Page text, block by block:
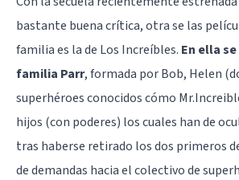
bastante buena crítica, otra se las
familia es la de Los Increíbles. En ella
familia Parr, formada por Bob, Helen
superhéroes conocidos cómo
hijos (con poderes) los cuales han de
tras haberse retirado los dos primeros
de demandas hacia el colectivo de